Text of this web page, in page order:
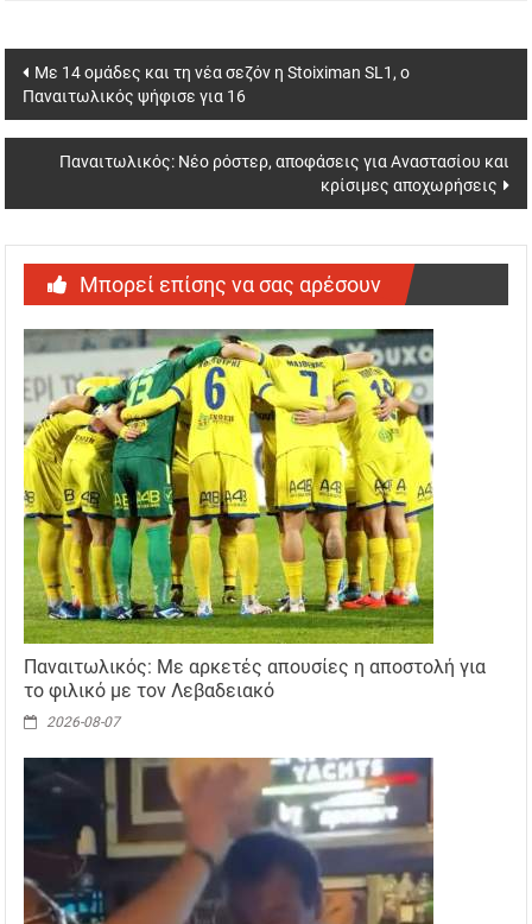
Post
navigation
Με 14 ομάδες και τη νέα σεζόν η Stoiximan SL1, ο
Παναιτωλικός ψήφισε για 16
Παναιτωλικός: Νέο ρόστερ, αποφάσεις για Αναστασίου και
κρίσιμες αποχωρήσεις
Μπορεί επίσης να σας αρέσουν
Παναιτωλικός: Με αρκετές απουσίες η αποστολή για
το φιλικό με τον Λεβαδειακό
2026-08-07